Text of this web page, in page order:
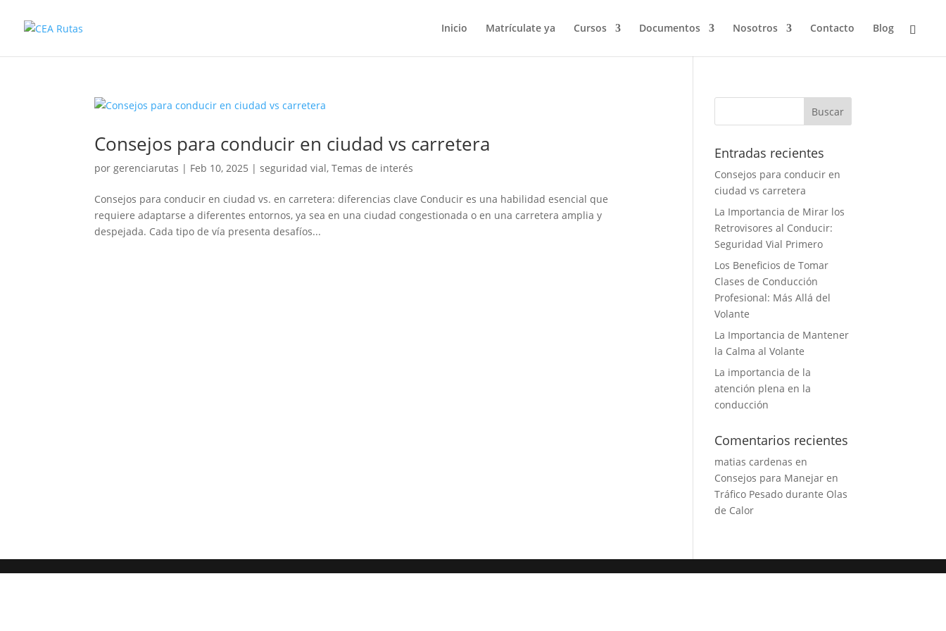
Inicio Matrículate ya Cursos Documentos Nosotros Contacto Blog
Consejos para conducir en ciudad vs carretera
porgerenciarutas | Feb 10, 2025 |seguridad vial,Temas de interés
Consejos para conducir en ciudad vs. en carretera: diferencias clave Conducir es una habilidad esencial que
requiere adaptarse a diferentes entornos, ya sea en una ciudad congestionada o en una carretera amplia y
despejada. Cada tipo de vía presenta desafíos...
Entradas recientes
Consejos para conducir en
ciudad vs carretera
La Importancia de Mirar los
Retrovisores al Conducir:
Seguridad Vial Primero
Los Beneficios de Tomar
Clases de Conducción
Profesional: Más Allá del
Volante
La Importancia de Mantener
la Calma al Volante
La importancia de la
atención plena en la
conducción
Comentarios recientes
matias cardenas en
Consejos para Manejar en
Tráfico Pesado durante Olas
de Calor